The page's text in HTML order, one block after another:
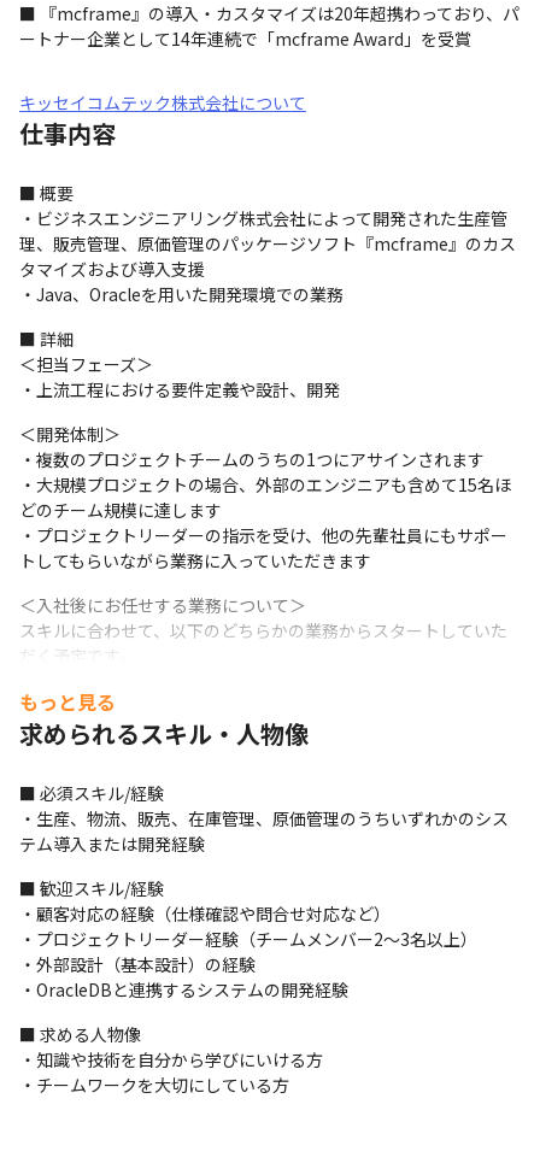
■ 『mcframe』の導入・カスタマイズは20年超携わっており、パ
ートナー企業として14年連続で「mcframe Award」を受賞
キッセイコムテック株式会社について
仕事内容
■ 概要
・ビジネスエンジニアリング株式会社によって開発された生産管
理、販売管理、原価管理のパッケージソフト『mcframe』のカス
タマイズおよび導入支援
・Java、Oracleを用いた開発環境での業務
■ 詳細
＜担当フェーズ＞
・上流工程における要件定義や設計、開発
＜開発体制＞
・複数のプロジェクトチームのうちの1つにアサインされます
・大規模プロジェクトの場合、外部のエンジニアも含めて15名ほ
どのチーム規模に達します
・プロジェクトリーダーの指示を受け、他の先輩社員にもサポー
トしてもらいながら業務に入っていただきます
＜入社後にお任せする業務について＞
スキルに合わせて、以下のどちらかの業務からスタートしていた
だく予定です。
していきます。
・パッケージシステム向けのツールの開発（ウォーターフォール
・パッケージシステムの機能を理解した上で、お客様先で導入支
援
■ この仕事の面白み、魅力
・システムの開発だけでなく、システムの導入まで携わることが
できます
・手を上げればチャレンジできる環境があります
・多くのプログラマーに対しての作業指示だけでなく、スケジュ
ール管理や課題管理などもお任せするため、裁量のある仕事に携
われるポジションです
・長い期間をかけ、大きな困難を乗り越えることで、システムが
本稼働した際に共に歩んだお客様から感謝をしてもらえるやりが
いのある仕事です
もっと見る
求められるスキル・人物像
■ 必須スキル/経験
・生産、物流、販売、在庫管理、原価管理のうちいずれかのシス
テム導入または開発経験
■ 歓迎スキル/経験
・顧客対応の経験（仕様確認や問合せ対応など）
・プロジェクトリーダー経験（チームメンバー2～3名以上）
・外部設計（基本設計）の経験
・OracleDBと連携するシステムの開発経験
■ 求める人物像
・知識や技術を自分から学びにいける方
・チームワークを大切にしている方